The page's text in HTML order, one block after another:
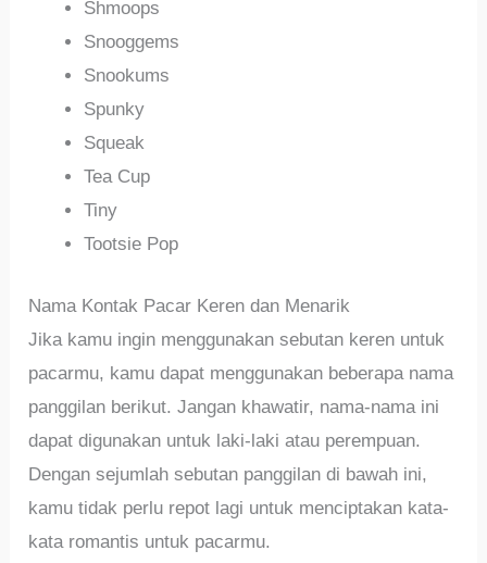
Shmoops
Snooggems
Snookums
Spunky
Squeak
Tea Cup
Tiny
Tootsie Pop
Nama Kontak Pacar Keren dan Menarik
Jika kamu ingin menggunakan sebutan keren untuk
pacarmu, kamu dapat menggunakan beberapa nama
panggilan berikut. Jangan khawatir, nama-nama ini
dapat digunakan untuk laki-laki atau perempuan.
Dengan sejumlah sebutan panggilan di bawah ini,
kamu tidak perlu repot lagi untuk menciptakan kata-
kata romantis untuk pacarmu.